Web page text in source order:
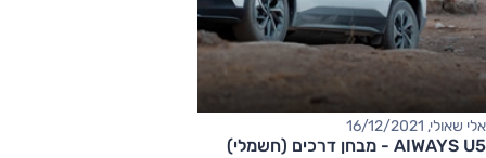
אלי שאולי, 16/12/2021
AIWAYS U5 - מבחן דרכים (חשמלי)